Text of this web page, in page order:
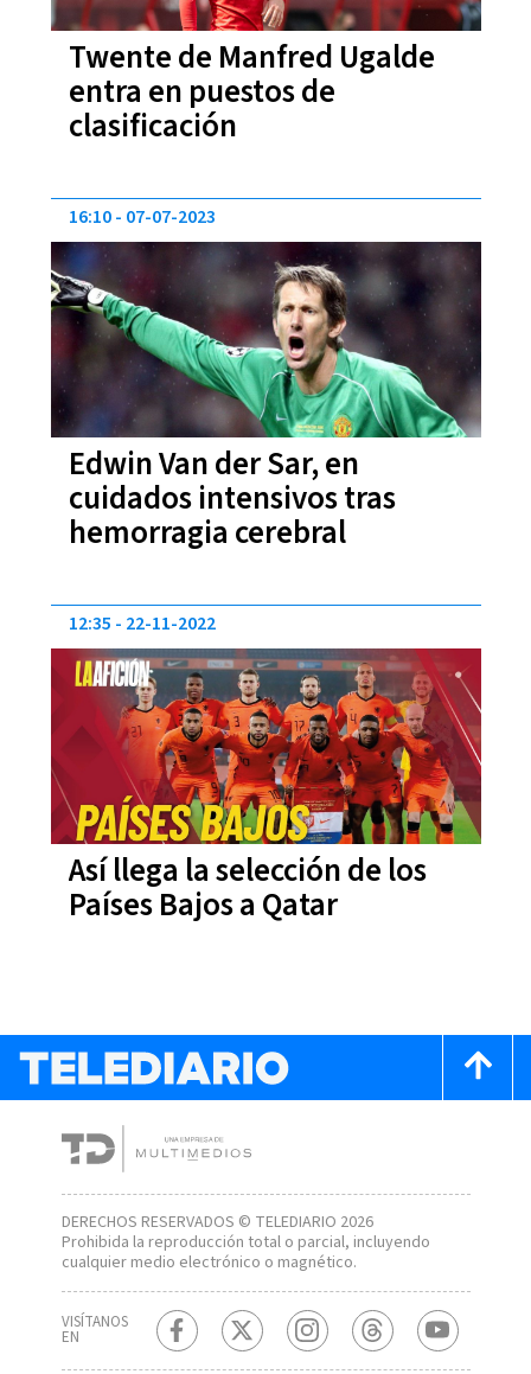
Twente de Manfred Ugalde
entra en puestos de
clasificación
Edwin Van der Sar, en
cuidados intensivos tras
hemorragia cerebral
16:10 07-07-2023
Así llega la selección de los
Países Bajos a Qatar
12:35 22-11-2022
DERECHOS RESERVADOS © TELEDIARIO 2026
Prohibida la reproducción total o parcial, incluyendo
cualquier medio electrónico o magnético.
VISÍTANOS
EN